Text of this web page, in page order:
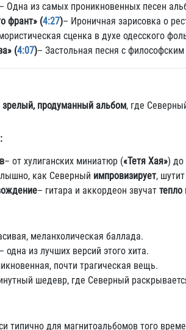
– Одна из самых проникновенных песен
франт» (4:27)– Ироничная зарисовка о
сценка в духе одесского
(4:07)– Застольная песня с философским
зрелый, продуманный альбом, где
– от хулиганских миниатюр («Тетя Хая») до
как Северный импровизирует,
– гитара и аккордеон звучат
меланхолическая баллада.
– одна из лучших версий этого хита.
почти трагическая вещь.
шедевр, где Северный
типично для магнитоальбомов того